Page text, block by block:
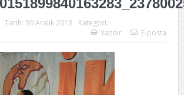
Tarih: 30 Aralık 2013
Kategori:
Yazdır
E-posta